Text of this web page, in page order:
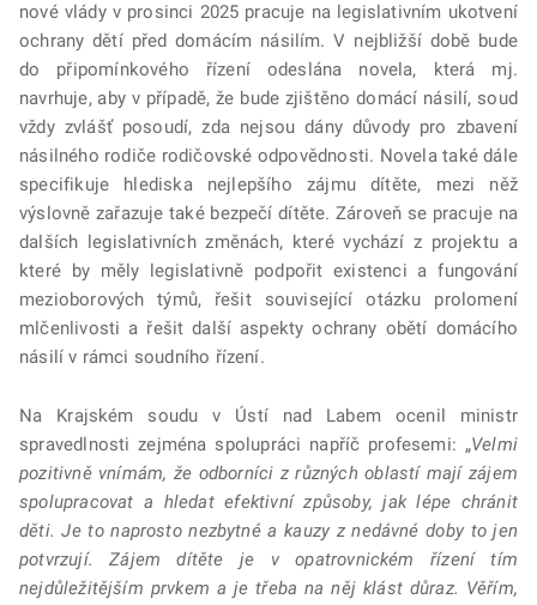
nové vlády v prosinci 2025 pracuje na legislativním ukotvení
ochrany dětí před domácím násilím. V nejbližší době bude
do připomínkového řízení odeslána novela, která mj.
navrhuje, aby v případě, že bude zjištěno domácí násilí, soud
vždy zvlášť posoudí, zda nejsou dány důvody pro zbavení
násilného rodiče rodičovské odpovědnosti. Novela také dále
specifikuje hlediska nejlepšího zájmu dítěte, mezi něž
výslovně zařazuje také bezpečí dítěte. Zároveň se pracuje na
dalších legislativních změnách, které vychází z projektu a
které by měly legislativně podpořit existenci a fungování
mezioborových týmů, řešit související otázku prolomení
mlčenlivosti a řešit další aspekty ochrany obětí domácího
násilí v rámci soudního řízení.
Na Krajském soudu v Ústí nad Labem ocenil ministr
spravedlnosti zejména spolupráci napříč profesemi: „Velmi
pozitivně vnímám, že odborníci z různých oblastí mají zájem
spolupracovat a hledat efektivní způsoby, jak lépe chránit
děti. Je to naprosto nezbytné a kauzy z nedávné doby to jen
potvrzují. Zájem dítěte je v opatrovnickém řízení tím
nejdůležitějším prvkem a je třeba na něj klást důraz. Věřím,